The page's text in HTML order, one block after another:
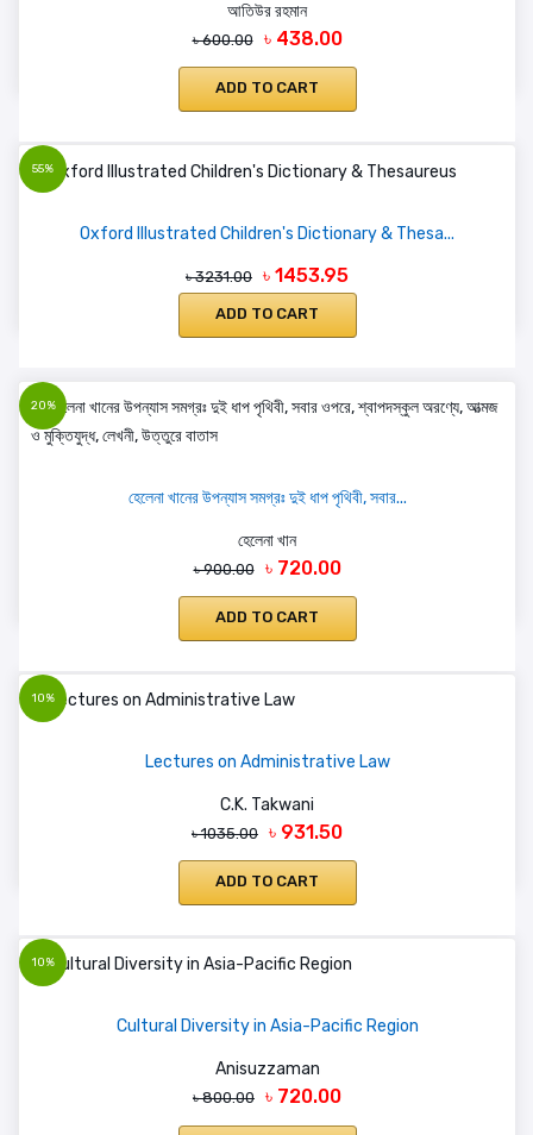
আতিউর রহমান
৳ 600.00 ৳ 438.00
ADD TO CART
55%
Oxford Illustrated Children's Dictionary & Thesa...
৳ 3231.00 ৳ 1453.95
ADD TO CART
20%
হেলেনা খানের উপন্যাস সমগ্রঃ দুই ধাপ পৃথিবী, সবার...
হেলেনা খান
৳ 900.00 ৳ 720.00
ADD TO CART
10%
Lectures on Administrative Law
C.K. Takwani
৳ 1035.00 ৳ 931.50
ADD TO CART
10%
Cultural Diversity in Asia-Pacific Region
Anisuzzaman
৳ 800.00 ৳ 720.00